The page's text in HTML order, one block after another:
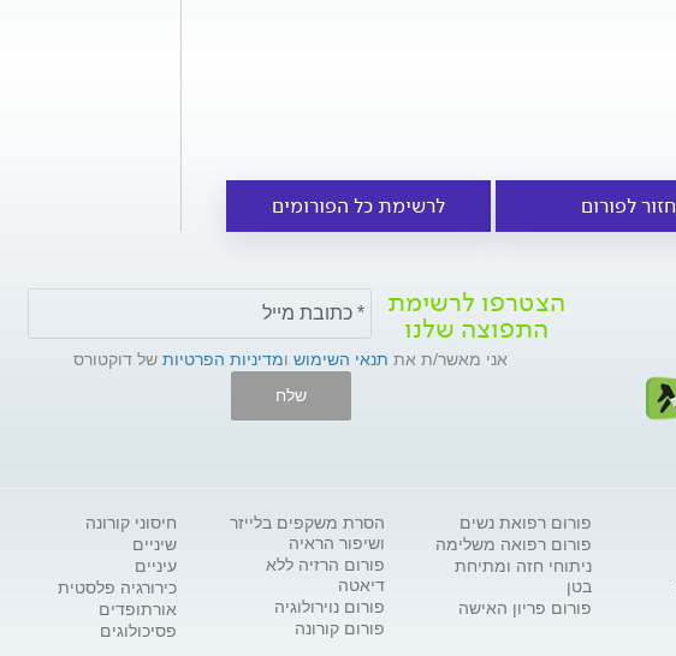
חזור לפורום לרשימת כל הפורומים
הצטרפו לרשימת
התפוצה שלנו
אני מאשר/ת את תנאי השימוש ומדיניות הפרטיות של דוקטורס
שלח
פורום רפואת נשים
פורום רפואה משלימה
ניתוחי חזה ומתיחת
בטן
פורום פריון האישה
הסרת משקפים בלייזר
ושיפור הראיה
פורום הרזיה ללא
דיאטה
פורום נוירולוגיה
פורום קורונה
חיסוני קורונה
שיניים
עיניים
כירורגיה פלסטית
אורתופדים
פסיכולוגים